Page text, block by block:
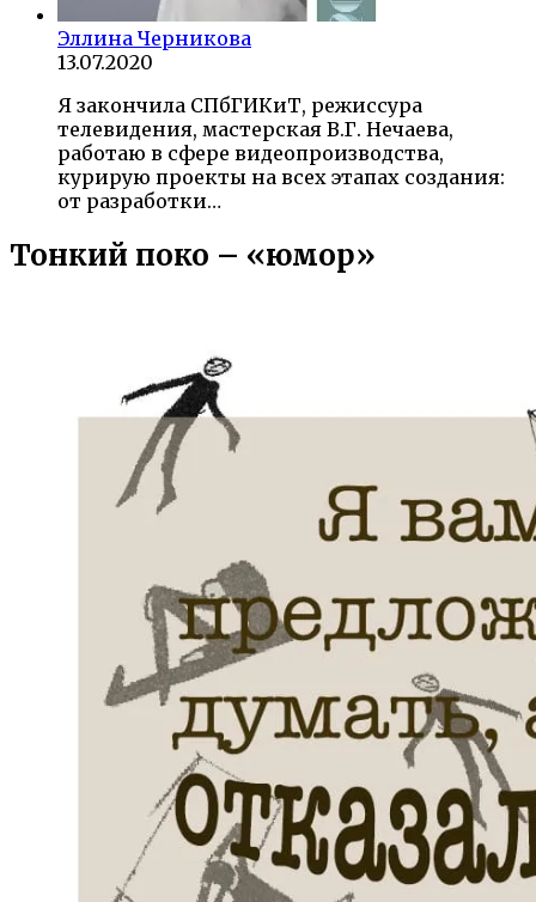
Эллина Черникова
13.07.2020
Я закончила СПбГИКиТ, режиссура
телевидения, мастерская В.Г. Нечаева,
работаю в сфере видеопроизводства,
курирую проекты на всех этапах создания:
от разработки…
Тонкий поко – «юмор»